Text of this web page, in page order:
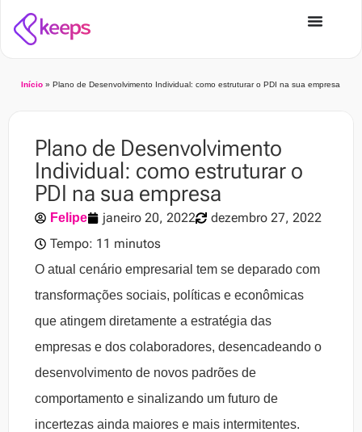
Início » Plano de Desenvolvimento Individual: como estruturar o PDI na sua empresa
Plano de Desenvolvimento
Individual: como estruturar o
PDI na sua empresa
Felipe janeiro 20, 2022
dezembro 27, 2022
Tempo: 11 minutos
O atual cenário empresarial tem se deparado com
transformações sociais, políticas e econômicas
que atingem diretamente a estratégia das
empresas e dos colaboradores, desencadeando o
desenvolvimento de novos padrões de
comportamento e sinalizando um futuro de
incertezas ainda maiores e mais intermitentes.